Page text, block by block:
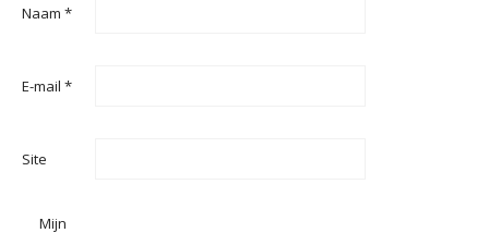
Naam *
E-mail *
Site
Mijn